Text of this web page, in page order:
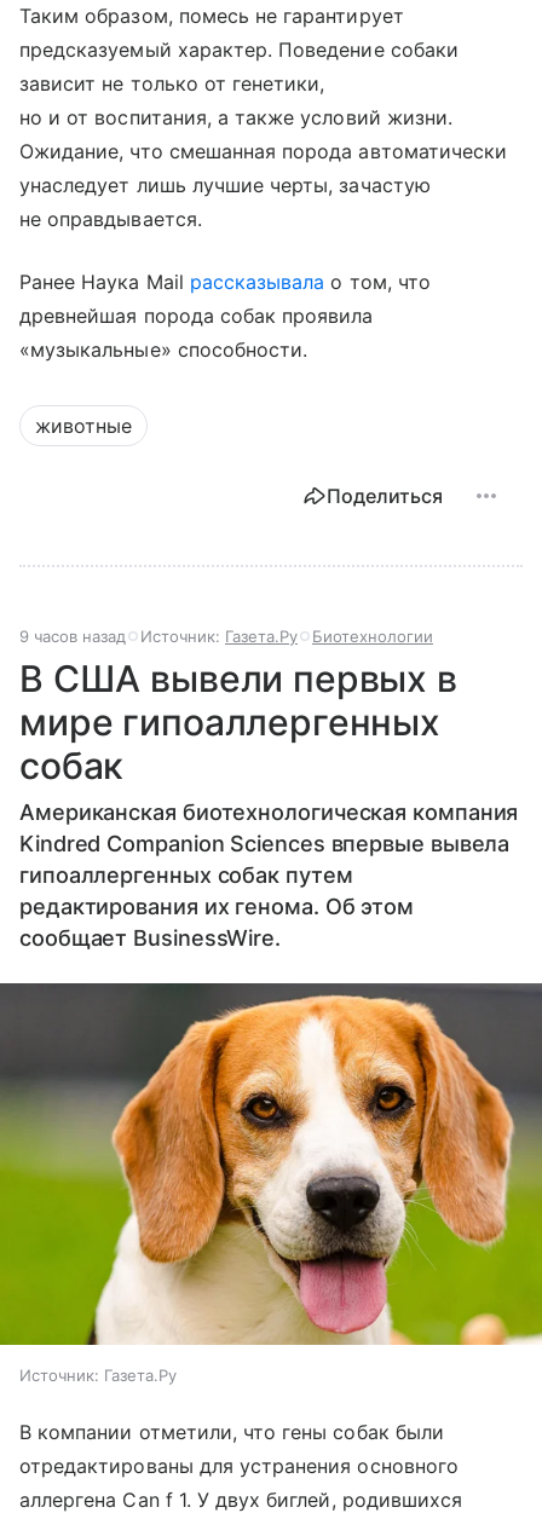
Таким образом, помесь не гарантирует
предсказуемый характер. Поведение собаки
зависит не только от генетики,
но и от воспитания, а также условий жизни.
Ожидание, что смешанная порода автоматически
унаследует лишь лучшие черты, зачастую
не оправдывается.
Ранее Наука Mail рассказывала о том, что
древнейшая порода собак проявила
«музыкальные» способности.
животные
Поделиться
9 часов назад Источник: Газета.Ру Биотехнологии
В США вывели первых в
мире гипоаллергенных
собак
Американская биотехнологическая компания
Kindred Companion Sciences впервые вывела
гипоаллергенных собак путем
редактирования их генома. Об этом
сообщает BusinessWire.
Источник: Газета.Ру
В компании отметили, что гены собак были
отредактированы для устранения основного
аллергена Can f 1. У двух биглей, родившихся